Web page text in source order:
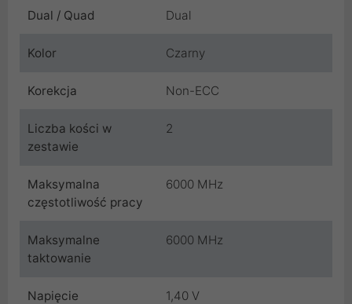
Dual / Quad Dual
Kolor Czarny
Korekcja Non-ECC
Liczba kości w
zestawie
2
Maksymalna
częstotliwość pracy
6000 MHz
Maksymalne
taktowanie
6000 MHz
Napięcie 1,40 V